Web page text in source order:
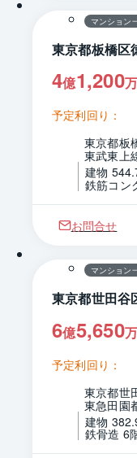
マンション
東京都板橋区
4億1,200
予定利回り：
東京都板
東武東上
建物
鉄筋コン
お問合せ
マンション
東京都世田谷
6億5,650
予定利回り：
東京都世
東急田園
建物
鉄骨造 6